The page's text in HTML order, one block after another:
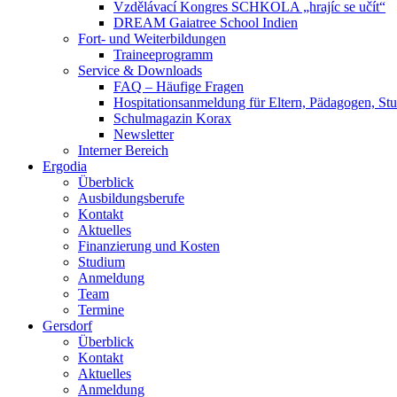
Vzdělávací Kongres SCHKOLA „hrajíc se učít“
DREAM Gaiatree School Indien
Fort- und Weiterbildungen
Traineeprogramm
Service & Downloads
FAQ – Häufige Fragen
Hospitationsanmeldung für Eltern, Pädagogen,
Schulmagazin Korax
Newsletter
Interner Bereich
Ergodia
Überblick
Ausbildungsberufe
Kontakt
Aktuelles
Finanzierung und Kosten
Studium
Anmeldung
Team
Termine
Gersdorf
Überblick
Kontakt
Aktuelles
Anmeldung